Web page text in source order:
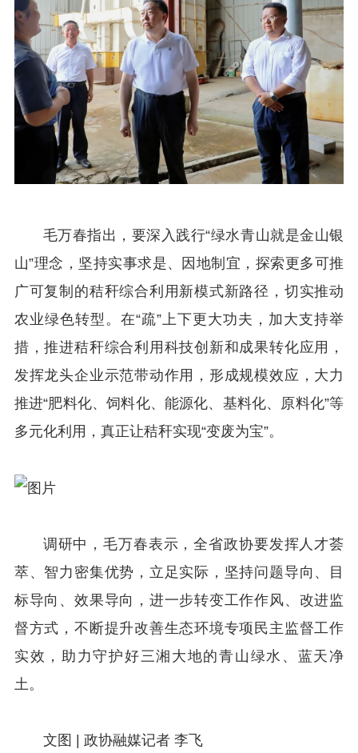
毛万春指出，要深入践行“绿水青山就是金山银
山”理念，坚持实事求是、因地制宜，探索更多可推
广可复制的秸秆综合利用新模式新路径，切实推动
农业绿色转型。在“疏”上下更大功夫，加大支持举
措，推进秸秆综合利用科技创新和成果转化应用，
发挥龙头企业示范带动作用，形成规模效应，大力
推进“肥料化、饲料化、能源化、基料化、原料化”等
多元化利用，真正让秸秆实现“变废为宝”。
调研中，毛万春表示，全省政协要发挥人才荟
萃、智力密集优势，立足实际，坚持问题导向、目
标导向、效果导向，进一步转变工作作风、改进监
督方式，不断提升改善生态环境专项民主监督工作
实效，助力守护好三湘大地的青山绿水、蓝天净
土。
文图 | 政协融媒记者 李飞